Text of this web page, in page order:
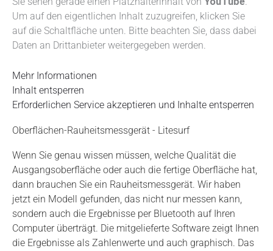
Um auf den eigentlichen Inhalt zuzugreifen, klicken Sie
auf die Schaltfläche unten. Bitte beachten Sie, dass dabei
Daten an Drittanbieter weitergegeben werden.
Mehr Informationen
Inhalt entsperren
Erforderlichen Service akzeptieren und Inhalte entsperren
Oberflächen-Rauheitsmessgerät - Litesurf
Wenn Sie genau wissen müssen, welche Qualität die
Ausgangsoberfläche oder auch die fertige Oberfläche hat,
dann brauchen Sie ein Rauheitsmessgerät. Wir haben
jetzt ein Modell gefunden, das nicht nur messen kann,
sondern auch die Ergebnisse per Bluetooth auf Ihren
Computer überträgt. Die mitgelieferte Software zeigt Ihnen
die Ergebnisse als Zahlenwerte und auch graphisch. Das